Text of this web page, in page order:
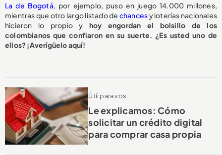
La de Bogotá, por ejemplo, puso en juego 14.000 millones,
mientras que otro largo listado de chancesy loterías nacionales
hicieron lo propio y hoy engordan el bolsillo de los
colombianos que confiaron en su suerte. ¿Es usted uno de
ellos? ¡Averígüelo aquí!
Útil para vos
Le explicamos: Cómo
solicitar un crédito digital
para comprar casa propia